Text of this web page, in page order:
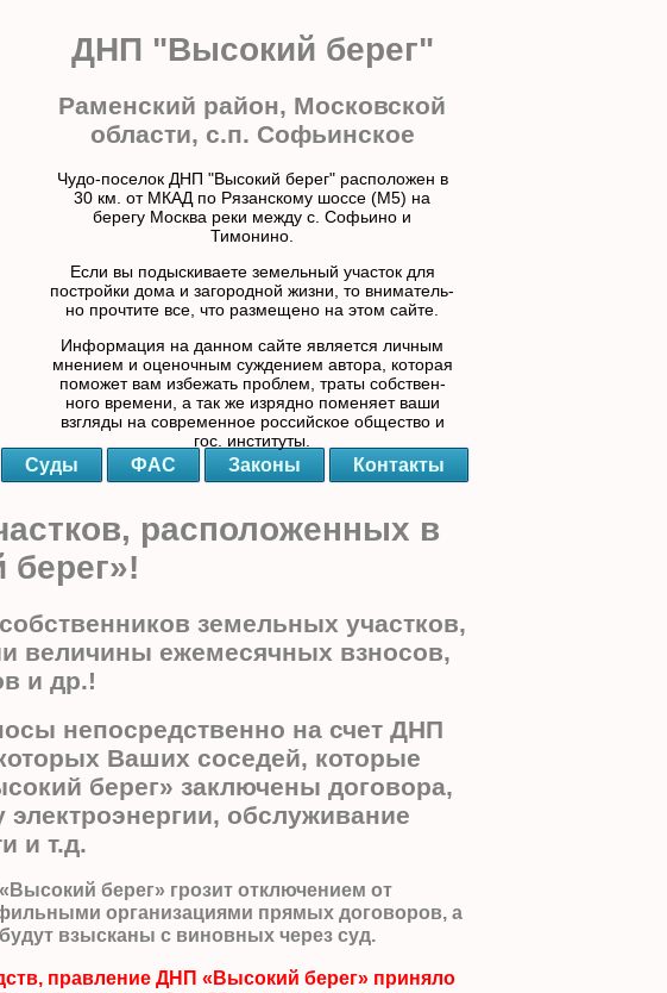
Суды ФАС Законы Контакты
ДНП "Высокий берег"
Раменский район, Московской
области, с.п. Софьинское
Чудо-поселок ДНП "Высокий берег" расположен в
30 км. от МКАД по Рязанскому шоссе (М5) на
берегу Москва реки между с. Софьино и
Тимонино.
Если вы подыскиваете земельный участок для
постройки дома и загородной жизни, то вниматель-
но прочтите все, что размещено на этом сайте.
Информация на данном сайте является личным
мнением и оценочным суждением автора, которая
поможет вам избежать проблем, траты собствен-
ного времени, а так же изрядно поменяет ваши
взгляды на современное российское общество и
гос. институты.
расположенных в
земельных участков,
величины ежемесячных взносов,
и др.!
непосредственно на счет ДНП
Ваших соседей, которые
берег» заключены договора,
электроэнергии, обслуживание
и т.д.
берег» грозит отключением от
организациями прямых договоров, а
взысканы с виновных через суд.
правление ДНП «Высокий берег» приняло